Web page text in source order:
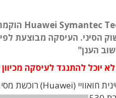
הסיני. העיסקה מבוצעת
הענן"
יוכל להתנגד לעיסקה